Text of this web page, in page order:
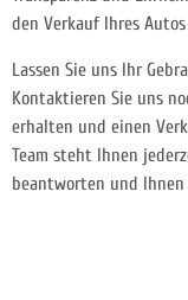
den Verkauf Ihres
Lassen Sie uns Ihr
Kontaktieren Sie uns
erhalten und einen
Team steht Ihnen
beantworten und Ihnen